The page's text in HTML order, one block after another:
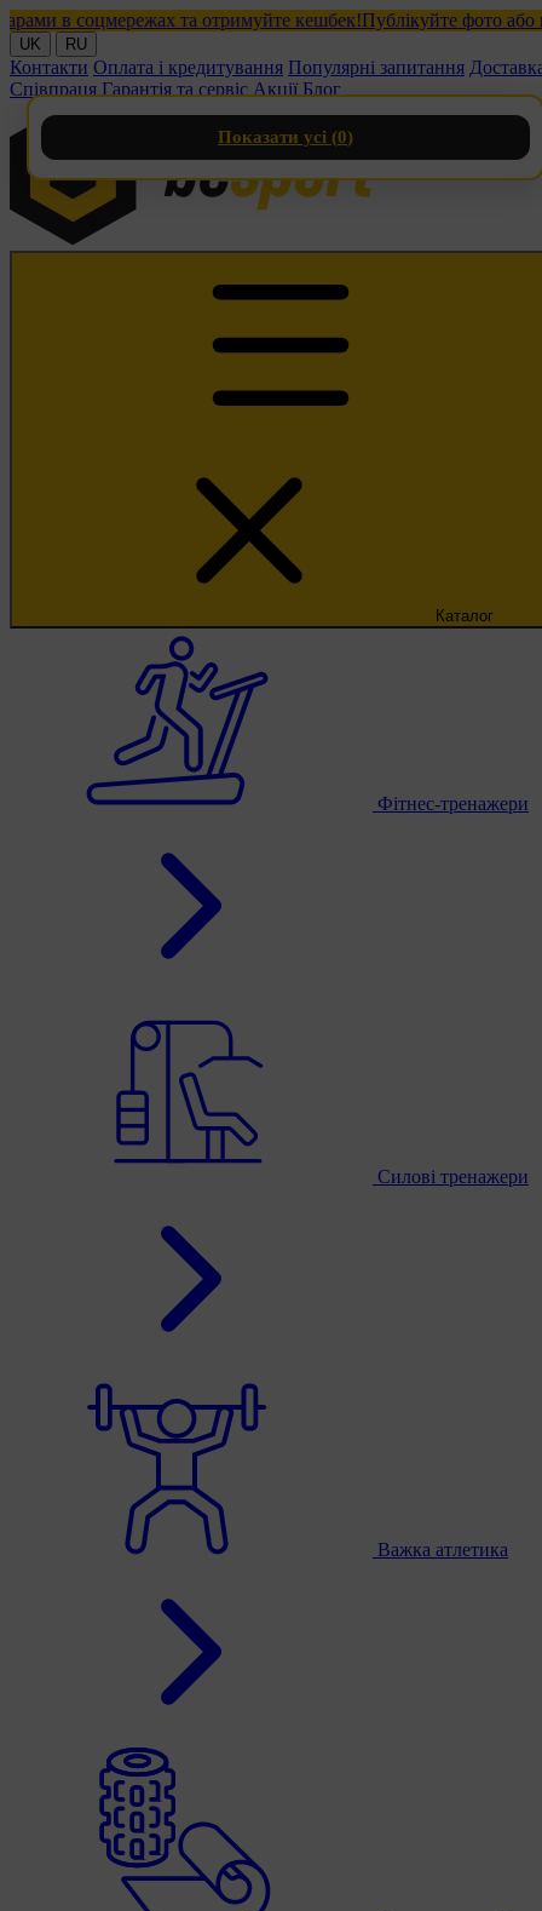
в соцмережах та отримуйте кешбек!Публікуйте фото або
UK RU
Контакти Оплата і кредитування Популярні запитання
Співпраця Гарантія та сервіс Акції Блог
Каталог
Фітнес-тренажери
Силові тренажери
Важка атлетика
Показати усі (0)